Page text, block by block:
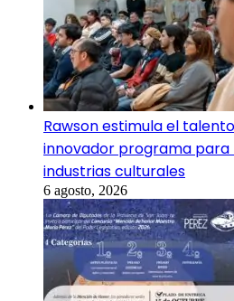
Rawson estimula el
innovador programa
industrias culturales
6 agosto, 2026